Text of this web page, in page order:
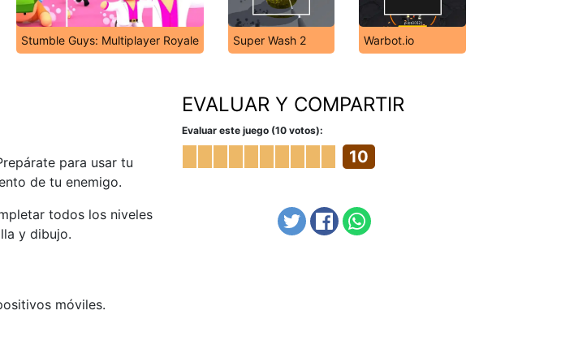
Stumble Guys: Multiplayer Royale Super Wash 2 Warbot.io
para usar tu
de tu enemigo.
todos los niveles
y dibujo.
móviles.
EVALUAR Y COMPARTIR
Evaluar este juego (10 votos):
10